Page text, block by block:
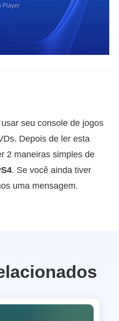
seu console de jogos
Depois de ler esta
2 maneiras simples de
. Se você ainda tiver
uma mensagem.